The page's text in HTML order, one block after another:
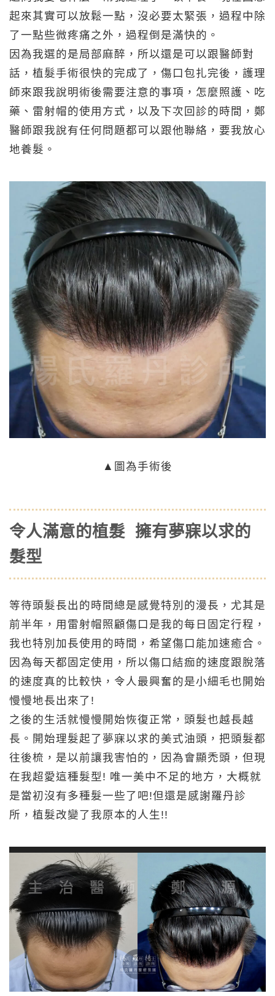
起來其實可以放鬆一點，沒必要太緊張，過程中除
了一點些微疼痛之外，過程倒是滿快的。
因為我選的是局部麻醉，所以還是可以跟醫師對
話，植髮手術很快的完成了，傷口包扎完後，護理
師來跟我說明術後需要注意的事項，怎麼照護、吃
藥、雷射帽的使用方式，以及下次回診的時間，鄭
醫師跟我說有任何問題都可以跟他聯絡，要我放心
地養髮。
▲圖為手術後
令人滿意的植髮 擁有夢寐以求的
髮型
等待頭髮長出的時間總是感覺特別的漫長，尤其是
前半年，用雷射帽照顧傷口是我的每日固定行程，
我也特別加長使用的時間，希望傷口能加速癒合。
因為每天都固定使用，所以傷口結痂的速度跟脫落
的速度真的比較快，令人最興奮的是小細毛也開始
慢慢地長出來了!
之後的生活就慢慢開始恢復正常，頭髮也越長越
長。開始理髮起了夢寐以求的美式油頭，把頭髮都
往後梳，是以前讓我害怕的，因為會顯禿頭，但現
在我超愛這種髮型! 唯一美中不足的地方，大概就
是當初沒有多種髮一些了吧!但還是感謝羅丹診
所，植髮改變了我原本的人生!!